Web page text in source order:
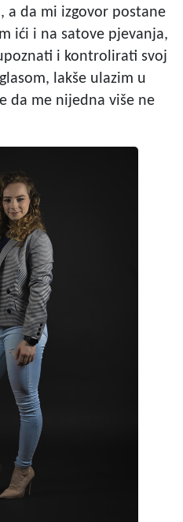
a da mi izgovor postane
ići i na satove pjevanja,
i kontrolirati svoj
lakše ulazim u
da me nijedna više ne